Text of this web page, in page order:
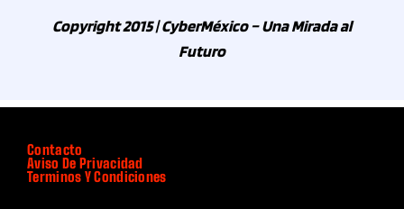
Copyright 2015 | CyberMéxico – Una Mirada al
Futuro
Contacto
Aviso De Privacidad
Terminos Y Condiciones